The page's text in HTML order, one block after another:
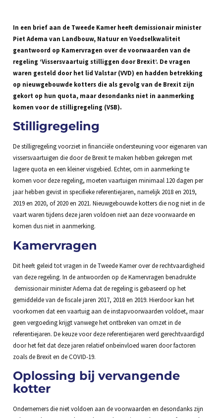
In een brief aan de Tweede Kamer heeft demissionair minister
Piet Adema van Landbouw, Natuur en Voedselkwaliteit
geantwoord op Kamervragen over de voorwaarden van de
regeling ‘Vissersvaartuig stilliggen door Brexit’. De vragen
waren gesteld door het lid Valstar (VVD) en hadden betrekking
op nieuwgebouwde kotters die als gevolg van de Brexit zijn
gekort op hun quota, maar desondanks niet in aanmerking
komen voor de stilligregeling (VSB).
Stilligregeling
De stilligregeling voorziet in financiële ondersteuning voor eigenaren van
vissersvaartuigen die door de Brexit te maken hebben gekregen met
lagere quota en een kleiner visgebied. Echter, om in aanmerking te
komen voor deze regeling, moeten vaartuigen minimaal 120 dagen per
jaar hebben gevist in specifieke referentiejaren, namelijk 2018 en 2019,
2019 en 2020, of 2020 en 2021. Nieuwgebouwde kotters die nog niet in de
vaart waren tijdens deze jaren voldoen niet aan deze voorwaarde en
komen dus niet in aanmerking.
Kamervragen
Dit heeft geleid tot vragen in de Tweede Kamer over de rechtvaardigheid
van deze regeling. In de antwoorden op de Kamervragen benadrukte
demissionair minister Adema dat de regeling is gebaseerd op het
gemiddelde van de fiscale jaren 2017, 2018 en 2019. Hierdoor kan het
voorkomen dat een vaartuig aan de instapvoorwaarden voldoet, maar
geen vergoeding krijgt vanwege het ontbreken van omzet in de
referentiejaren. De keuze voor deze referentiejaren werd gerechtvaardigd
door het feit dat deze jaren relatief onbeïnvloed waren door factoren
zoals de Brexit en de COVID-19.
Oplossing bij vervangende
kotter
Ondernemers die niet voldoen aan de voorwaarden en desondanks zijn